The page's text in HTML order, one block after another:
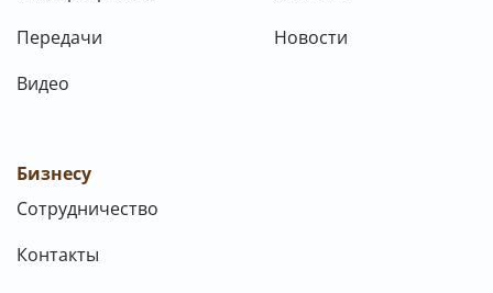
Передачи
Видео
Новости
Бизнесу
Сотрудничество
Контакты